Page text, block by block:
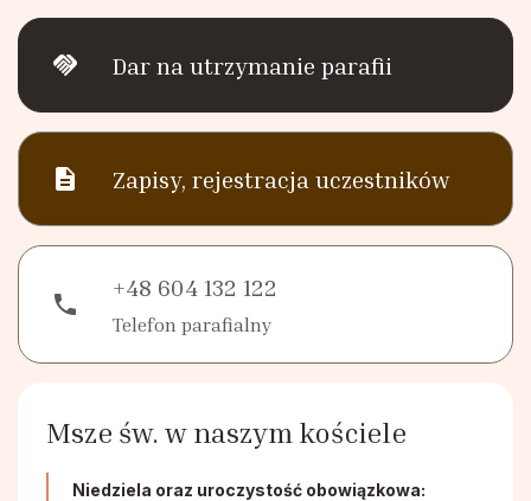
handshake Dar na utrzymanie parafii
description Zapisy, rejestracja uczestników
phone
+48 604 132 122
Telefon parafialny
Msze św. w naszym kościele
Niedziela oraz uroczystość obowiązkowa: